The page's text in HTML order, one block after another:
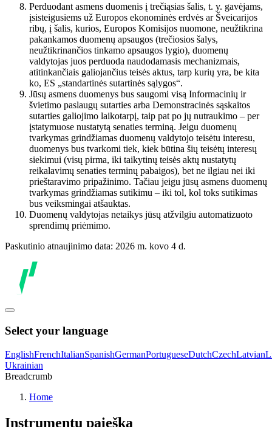
Perduodant asmens duomenis į trečiąsias šalis, t. y. gavėjams,
įsisteigusiems už Europos ekonominės erdvės ar Šveicarijos
ribų, į šalis, kurios, Europos Komisijos nuomone, neužtikrina
pakankamos duomenų apsaugos (trečiosios šalys,
neužtikrinančios tinkamo apsaugos lygio), duomenų
valdytojas juos perduoda naudodamasis mechanizmais,
atitinkančiais galiojančius teisės aktus, tarp kurių yra, be kita
ko, ES „standartinės sutartinės sąlygos“.
Jūsų asmens duomenys bus saugomi visą Informacinių ir
švietimo paslaugų sutarties arba Demonstracinės sąskaitos
sutarties galiojimo laikotarpį, taip pat po jų nutraukimo – per
įstatymuose nustatytą senaties terminą. Jeigu duomenų
tvarkymas grindžiamas duomenų valdytojo teisėtu interesu,
duomenys bus tvarkomi tiek, kiek būtina šių teisėtų interesų
siekimui (visų pirma, iki taikytinų teisės aktų nustatytų
reikalavimų senaties terminų pabaigos), bet ne ilgiau nei iki
prieštaravimo pripažinimo. Tačiau jeigu jūsų asmens duomenų
tvarkymas grindžiamas sutikimu – iki tol, kol toks sutikimas
bus veiksmingai atšauktas.
Duomenų valdytojas netaikys jūsų atžvilgiu automatizuoto
sprendimų priėmimo.
Paskutinio atnaujinimo data: 2026 m. kovo 4 d.
Select your language
EnglishFrenchItalianSpanishGermanPortugueseDutchCzechLatvian
Ukrainian
Breadcrumb
Home
Instrumentų paieška